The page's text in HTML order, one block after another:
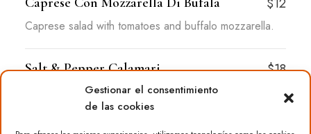
Gestionar el consentimiento
de las cookies
Caprese salad with tomatoes and buffalo mozzarella.
Salt & Pepper Calamari $18
Squid, lime, soy mayo.